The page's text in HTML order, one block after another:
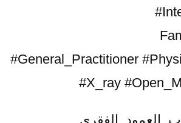
#General_Practitioner
#X_ray